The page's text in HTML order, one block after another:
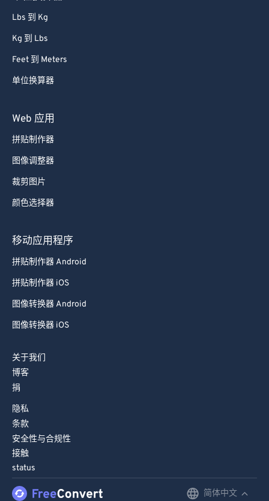
Lbs 到 Kg
Kg 到 Lbs
Feet 到 Meters
单位换算器
Web 应用
拼贴制作器
图像调整器
裁剪图片
颜色选择器
移动应用程序
拼贴制作器 Android
拼贴制作器 iOS
图像转换器 Android
图像转换器 iOS
关于我们
博客
捐
隐私
条款
安全性与合规性
接触
status
简体中文